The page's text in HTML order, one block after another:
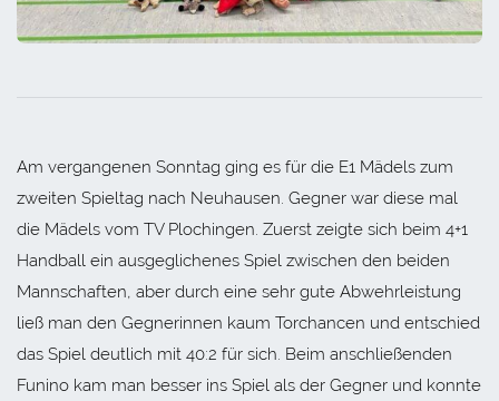
Am vergangenen Sonntag ging es für die E1 Mädels zum
zweiten Spieltag nach Neuhausen. Gegner war diese mal
die Mädels vom TV Plochingen. Zuerst zeigte sich beim 4+1
Handball ein ausgeglichenes Spiel zwischen den beiden
Mannschaften, aber durch eine sehr gute Abwehrleistung
ließ man den Gegnerinnen kaum Torchancen und entschied
das Spiel deutlich mit 40:2 für sich. Beim anschließenden
Funino kam man besser ins Spiel als der Gegner und konnte